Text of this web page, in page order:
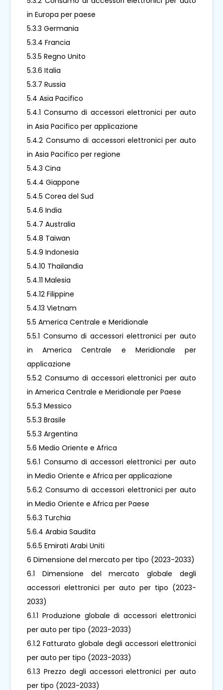
in Europa per paese
5.3.3 Germania
5.3.4 Francia
5.3.5 Regno Unito
5.3.6 Italia
5.3.7 Russia
5.4 Asia Pacifico
5.4.1 Consumo di accessori elettronici per auto
in Asia Pacifico per applicazione
5.4.2 Consumo di accessori elettronici per auto
in Asia Pacifico per regione
5.4.3 Cina
5.4.4 Giappone
5.4.5 Corea del Sud
5.4.6 India
5.4.7 Australia
5.4.8 Taiwan
5.4.9 Indonesia
5.4.10 Thailandia
5.4.11 Malesia
5.4.12 Filippine
5.4.13 Vietnam
5.5 America Centrale e Meridionale
5.5.1 Consumo di accessori elettronici per auto
in America Centrale e Meridionale per
applicazione
5.5.2 Consumo di accessori elettronici per auto
in America Centrale e Meridionale per Paese
5.5.3 Messico
5.5.3 Brasile
5.5.3 Argentina
5.6 Medio Oriente e Africa
5.6.1 Consumo di accessori elettronici per auto
in Medio Oriente e Africa per applicazione
5.6.2 Consumo di accessori elettronici per auto
in Medio Oriente e Africa per Paese
5.6.3 Turchia
5.6.4 Arabia Saudita
5.6.5 Emirati Arabi Uniti
6 Dimensione del mercato per tipo (2023-2033)
6.1 Dimensione del mercato globale degli
accessori elettronici per auto per tipo (2023-
2033)
6.1.1 Produzione globale di accessori elettronici
per auto per tipo (2023-2033)
6.1.2 Fatturato globale degli accessori elettronici
per auto per tipo (2023-2033)
6.1.3 Prezzo degli accessori elettronici per auto
per tipo (2023-2033)